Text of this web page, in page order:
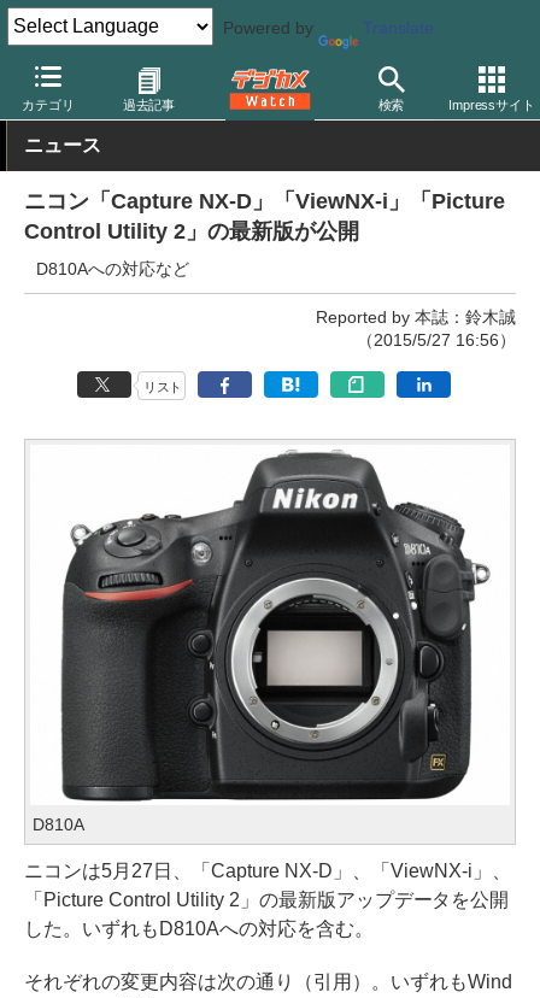
Powered by Translate
カテゴリ 過去記事 検索 Impressサイト
デジカメ Watch カメラ 一眼レフカメラ ニコン
ニュース
ニコン「Capture NX-D」「ViewNX-i」「Picture
Control Utility 2」の最新版が公開
D810Aへの対応など
Reported by 本誌：鈴木誠
（2015/5/27 16:56）
リスト
D810A
ニコンは5月27日、「Capture NX-D」、「ViewNX-i」、
「Picture Control Utility 2」の最新版アップデータを公開
した。いずれもD810Aへの対応を含む。
それぞれの変更内容は次の通り（引用）。いずれもWind